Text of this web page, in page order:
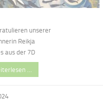
unserer
Reikja
aus der 7D
…